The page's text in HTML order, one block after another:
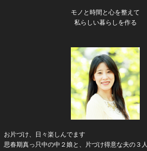
モノと時間と心を整えて
私らしい暮らしを作る
お片づけ、日々楽しんでます
思春期真っ只中の中２娘と、片づけ得意な夫の３人